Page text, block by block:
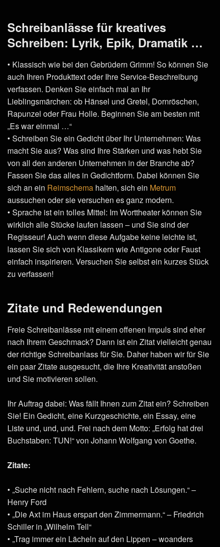
Schreibanlässe für kreatives
Schreiben: Lyrik, Epik, Dramatik …
• Klassisch wie bei den Gebrüdern Grimm! So können Sie
auch Ihren Produkttext oder Ihre Service-Beschreibung
verfassen. Denken Sie einfach mal an Ihr
Lieblingsmärchen: ob Hänsel und Gretel, Dornröschen,
Rapunzel oder Frau Holle. Beginnen Sie am besten mit
„Es war einmal …“
• Schreiben Sie ein Gedicht über Ihr Unternehmen: Was
macht Sie aus? Was sind Ihre Stärken und was hebt Sie
von all den anderen Unternehmen in der Branche ab?
Fassen Sie das alles in Gedichtform. Dabei können Sie
sich an ein Reimschema halten, sich ein Metrum
aussuchen oder sie versuchen es ganz modern.
• Sprache ist ein tolles Mittel: Im Worttheater können Sie
wirklich alle Stücke laufen lassen – und Sie sind der
Regisseur! Auch wenn diese Aufgabe keine leichte ist,
lassen Sie sich von Klassikern wie Antigone oder Faust
einfach inspirieren. Versuchen Sie selbst ein kurzes Stück
zu verfassen!
Zitate und Redewendungen
Freie Schreibanlässe mit einem offenen Impuls sind eher
nach Ihrem Geschmack? Dann ist ein Zitat vielleicht genau
der richtige Schreibanlass für Sie. Daher haben wir für Sie
ein paar Zitate ausgesucht, die Ihre Kreativität anstoßen
und Sie motivieren sollen.
Ihr Auftrag dabei: Was fällt Ihnen zum Zitat ein? Schreiben
Sie! Ein Gedicht, eine Kurzgeschichte, ein Essay, eine
Liste und, und, und. Frei nach dem Motto: „Erfolg hat drei
Buchstaben: TUN!“ von Johann Wolfgang von Goethe.
Zitate:
• „Suche nicht nach Fehlern, suche nach Lösungen.“ –
Henry Ford
• „Die Axt im Haus erspart den Zimmermann.“ – Friedrich
Schiller in „Wilhelm Tell“
• „Trag immer ein Lächeln auf den Lippen – woanders